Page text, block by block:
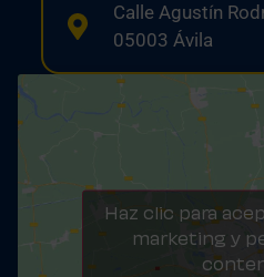
Calle Agustín
05003 Ávila
Haz clic para
marketing y